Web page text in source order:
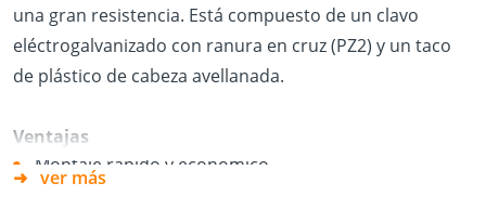
una gran resistencia. Está compuesto de un clavo
eléctrogalvanizado con ranura en cruz (PZ2) y un taco
de plástico de cabeza avellanada.
Ventajas
Montaje rápido y económico
ver más